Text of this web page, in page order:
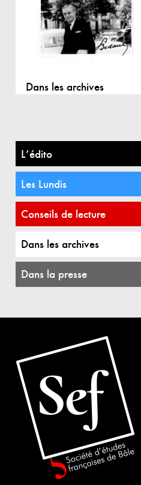
Dans les archives
L’édito
Les Lundis
Conseils de lecture
Dans les archives
Dans la presse